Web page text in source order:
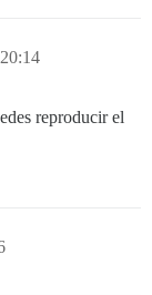
reproducir el